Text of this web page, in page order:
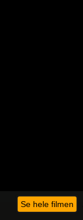
Se hele filmen